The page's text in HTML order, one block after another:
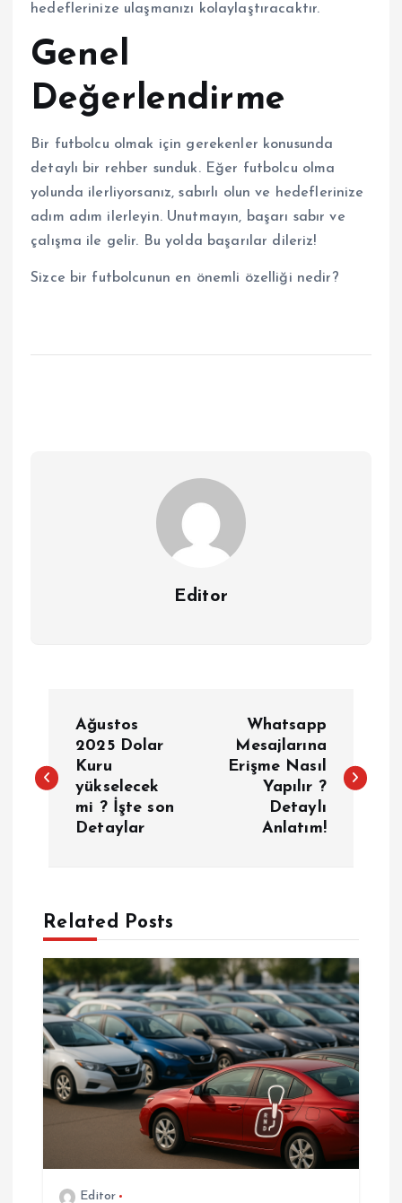
hedeflerinize ulaşmanızı kolaylaştıracaktır.
Genel
Değerlendirme
Bir futbolcu olmak için gerekenler konusunda
detaylı bir rehber sunduk. Eğer futbolcu olma
yolunda ilerliyorsanız, sabırlı olun ve hedeflerinize
adım adım ilerleyin. Unutmayın, başarı sabır ve
çalışma ile gelir. Bu yolda başarılar dileriz!
Sizce bir futbolcunun en önemli özelliği nedir?
Editor
z
e
z
n
m
Ağustos
2025 Dolar
Kuru
yükselecek
mi ? İşte son
Detaylar
Whatsapp
Mesajlarına
Erişme Nasıl
Yapılır ?
Detaylı
Anlatım!
Related Posts
Editor